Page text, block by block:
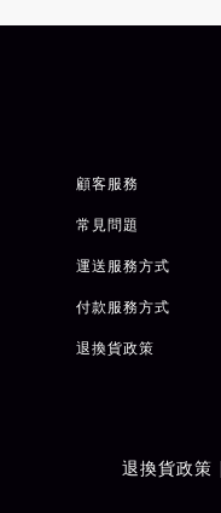
顧客服務
常見問題
運送服務方式
付款服務方式
退換貨政策
退換貨政策